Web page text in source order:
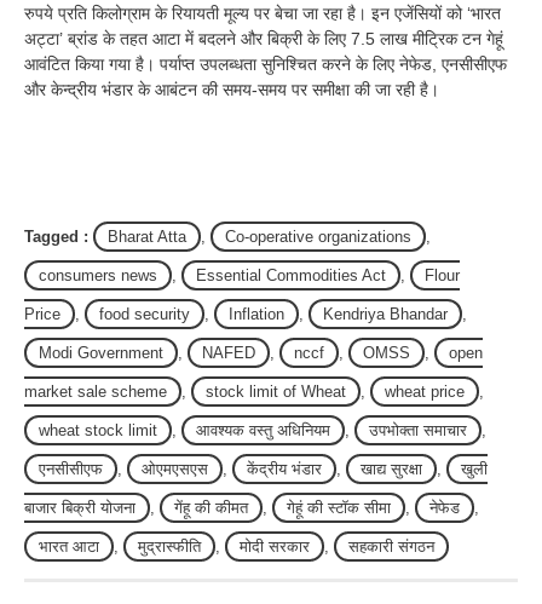
रुपये प्रति किलोग्राम के रियायती मूल्य पर बेचा जा रहा है। इन एजेंसियों को ‘भारत
अट्टा’ ब्रांड के तहत आटा में बदलने और बिक्री के लिए 7.5 लाख मीट्रिक टन गेहूं
आवंटित किया गया है। पर्याप्त उपलब्धता सुनिश्चित करने के लिए नेफेड, एनसीसीएफ
और केन्द्रीय भंडार के आबंटन की समय-समय पर समीक्षा की जा रही है।
Tagged : Bharat Atta , Co-operative organizations ,
consumers news , Essential Commodities Act , Flour
Price , food security , Inflation , Kendriya Bhandar ,
Modi Government , NAFED , nccf , OMSS , open
market sale scheme , stock limit of Wheat , wheat price ,
wheat stock limit , आवश्यक वस्तु अधिनियम , उपभोक्ता समाचार ,
एनसीसीएफ , ओएमएसएस , केंद्रीय भंडार , खाद्य सुरक्षा , खुली
बाजार बिक्री योजना , गेंहू की कीमत , गेहूं की स्टॉक सीमा , नेफेड ,
भारत आटा , मुद्रास्फीति , मोदी सरकार , सहकारी संगठन